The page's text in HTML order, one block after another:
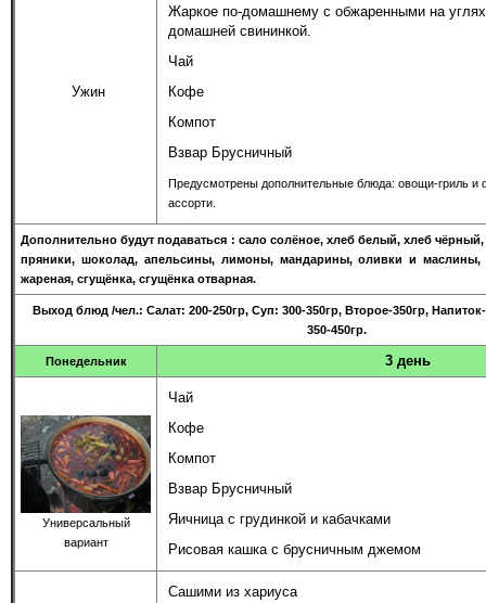
Ужин
Жаркое по-домашнему с обжаренными на
домашней свининкой.
Чай
Кофе
Компот
Взвар Брусничный
Предусмотрены дополнительные блюда: овощи-гриль и
ассорти.
Дополнительно будут подаваться : сало солёное, хлеб белый, хлеб
пряники, шоколад, апельсины, лимоны, мандарины, оливки и маслины,
жареная, сгущёнка, сгущёнка отварная.
Выход блюд /чел.: Салат: 200-250гр, Суп: 300-350гр, Второе-350гр,
350-450гр.
Понедельник 3 день
Универсальный
вариант
Чай
Кофе
Компот
Взвар Брусничный
Яичница с грудинкой и кабачками
Рисовая кашка с брусничным джемом
Сашими из хариуса